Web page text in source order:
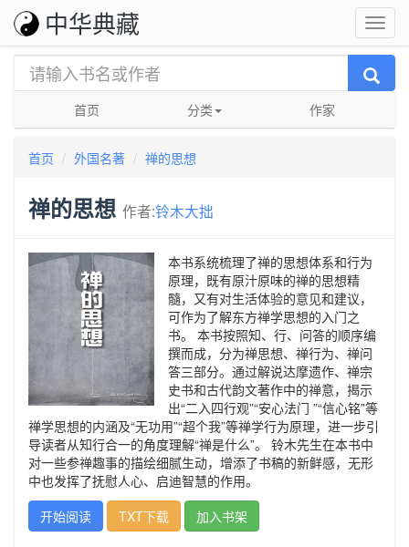
中华典藏
首页 分类 作家
首页 外国名著 禅的思想
禅的思想 作者:铃木大拙
本书系统梳理了禅的思想体系和行为
原理，既有原汁原味的禅的思想精
髓，又有对生活体验的意见和建议，
可作为了解东方禅学思想的入门之
书。 本书按照知、行、问答的顺序编
撰而成，分为禅思想、禅行为、禅问
答三部分。通过解说达摩遗作、禅宗
史书和古代韵文著作中的禅意，揭示
出“二入四行观”“安心法门 ”“信心铭”等
禅学思想的内涵及“无功用”“超个我”等禅学行为原理，进一步引
导读者从知行合一的角度理解“禅是什么”。 铃木先生在本书中
对一些参禅趣事的描绘细腻生动，增添了书稿的新鲜感，无形
中也发挥了抚慰人心、启迪智慧的作用。
开始阅读
TXT下载 加入书架